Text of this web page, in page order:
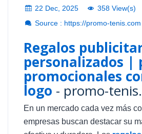
22 Dec, 2025
358 View(s)
Source : https://promo-tenis.com
Regalos
personalizados |
promocionales
logo - promo-
En un mercado cada vez más
empresas buscan destacar su